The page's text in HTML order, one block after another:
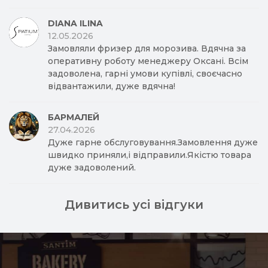
DIANA ILINA
12.05.2026
Замовляли фризер для морозива. Вдячна за
оперативну роботу менеджеру Оксані. Всім
задоволена, гарні умови купівлі, своєчасно
відвантажили, дуже вдячна!
БАРМАЛЕЙ
27.04.2026
Дуже гарне обслуговування.Замовлення дуже
швидко приняли,і відправили.Якістю товара
дуже задоволений.
Дивитись усі відгуки